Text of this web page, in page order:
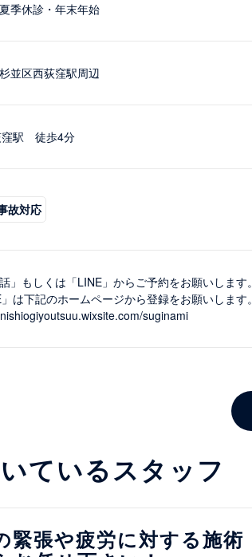
季休診・年末年始
並区西荻窪駅周辺
窪駅 徒歩4分
故対応
話」もしくは「LINE」からご予約をお願いします。
」は下記のホームページから登録をお願いします。
suginami
ているスタッフ
緊張や疲労に対する施術